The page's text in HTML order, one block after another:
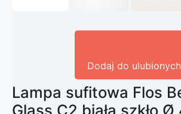
Dodaj do ulubionych
Lampa sufitowa Flos
Glass C2 biała szkło